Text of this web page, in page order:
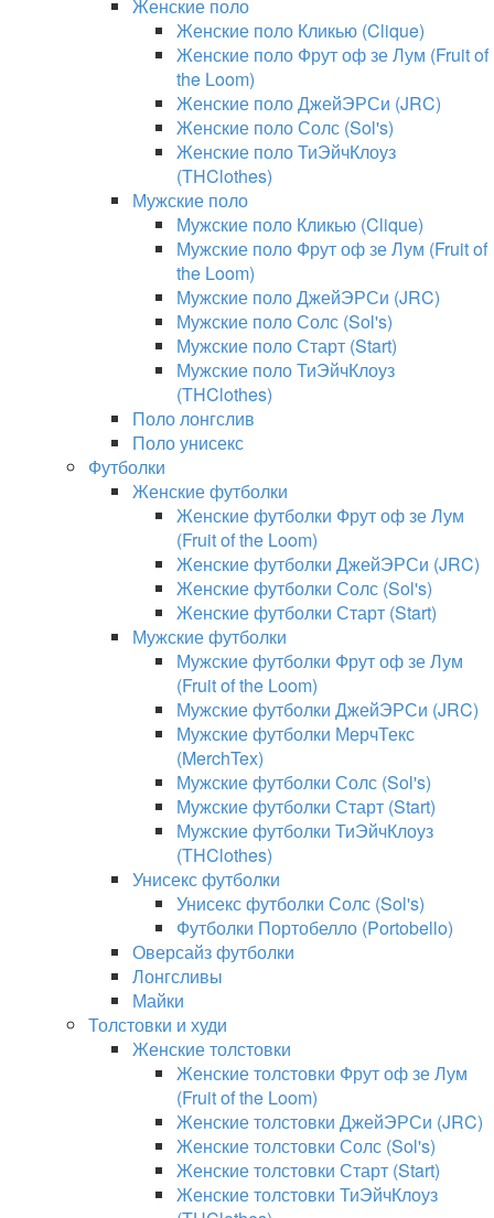
Женские поло
Женские поло Кликью (Clique)
Женские поло Фрут оф зе Лум (Fruit of
the Loom)
Женские поло ДжейЭРСи (JRC)
Женские поло Солс (Sol's)
Женские поло ТиЭйчКлоуз
(THClothes)
Мужские поло
Мужские поло Кликью (Clique)
Мужские поло Фрут оф зе Лум (Fruit of
the Loom)
Мужские поло ДжейЭРСи (JRC)
Мужские поло Солс (Sol's)
Мужские поло Старт (Start)
Мужские поло ТиЭйчКлоуз
(THClothes)
Поло лонгслив
Поло унисекс
Футболки
Женские футболки
Женские футболки Фрут оф зе Лум
(Fruit of the Loom)
Женские футболки ДжейЭРСи (JRC)
Женские футболки Солс (Sol's)
Женские футболки Старт (Start)
Мужские футболки
Мужские футболки Фрут оф зе Лум
(Fruit of the Loom)
Мужские футболки ДжейЭРСи (JRC)
Мужские футболки МерчТекс
(MerchTex)
Мужские футболки Солс (Sol's)
Мужские футболки Старт (Start)
Мужские футболки ТиЭйчКлоуз
(THClothes)
Унисекс футболки
Унисекс футболки Солс (Sol's)
Футболки Портобелло (Portobello)
Оверсайз футболки
Лонгсливы
Майки
Толстовки и худи
Женские толстовки
Женские толстовки Фрут оф зе Лум
(Fruit of the Loom)
Женские толстовки ДжейЭРСи (JRC)
Женские толстовки Солс (Sol's)
Женские толстовки Старт (Start)
Женские толстовки ТиЭйчКлоуз